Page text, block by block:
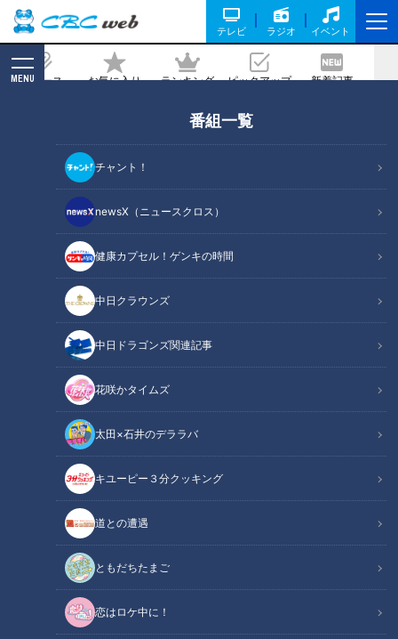
テレビ ラジオ イベント
ニュース お気に入り ランキング ピックアップ 新着記事
MENU
番組一覧
チャント！
newsX（ニュースクロス）
健康カプセル！ゲンキの時間
中日クラウンズ
中日ドラゴンズ関連記事
花咲かタイムズ
太田×石井のデララバ
キユーピー３分クッキング
道との遭遇
ともだちたまご
恋はロケ中に！
戦いぶりは？
2026/06/13 05:46
RadiChubu（ラジチューブ）
城所あゆねのグランパスタイム
名古屋グランパスは、百年構想リーグ地域リーグラウンドは
WEST3位となり、EAST3位のFC町田ゼルビアとホーム＆ア
ウェイで対戦。結果合計得点で敗れ、6位で終わりました。6
月8日放送のＣＢＣラジオ『城所杏由音のグランパスタイム』
では、城所杏由音（あゆね）がFC町田ゼルビアとの戦いぶり
を振り返りました。
関連リンク この記事をradiko（ラジコ）で聴く
第1戦は引き分け
高嶺選手がグランパスを救った